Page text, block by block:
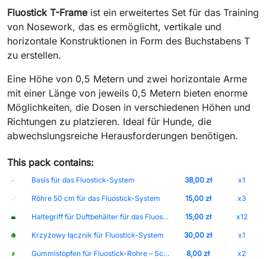
Fluostick T-Frameist ein erweitertes Set für das Training
von Nosework, das es ermöglicht, vertikale und
horizontale Konstruktionen in Form des Buchstabens T
zu erstellen.
Eine Höhe von 0,5 Metern und zwei horizontale Arme
mit einer Länge von jeweils 0,5 Metern bieten enorme
Möglichkeiten, die Dosen in verschiedenen Höhen und
Richtungen zu platzieren. Ideal für Hunde, die
abwechslungsreiche Herausforderungen benötigen.
This pack contains:
Basis für das Fluostick-System 38,00 zł x1
Röhre 50 cm für das Fluostick-System 15,00 zł x3
Haltegriff für Duftbehälter für das Fluostick-System 15,00 zł x12
Krzyżowy łącznik für Fluostick-System 30,00 zł x1
Gummistopfen für Fluostick-Rohre – Schutzabdeckung 8,00 zł x2